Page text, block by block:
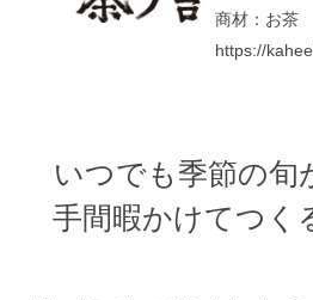
商材：お茶
https://
いつでも季節の旬
手間暇かけてつく